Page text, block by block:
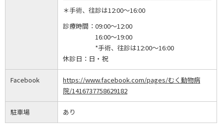
＊手術、往診は12:00～16:00
診療時間： 09:00～12:00
16:00～19:00
*手術、往診は12:00～16:00
休診日： 日・祝
Facebook
https://www.facebook.com/pages/むく動物病
院/1416737758629182
駐車場 あり